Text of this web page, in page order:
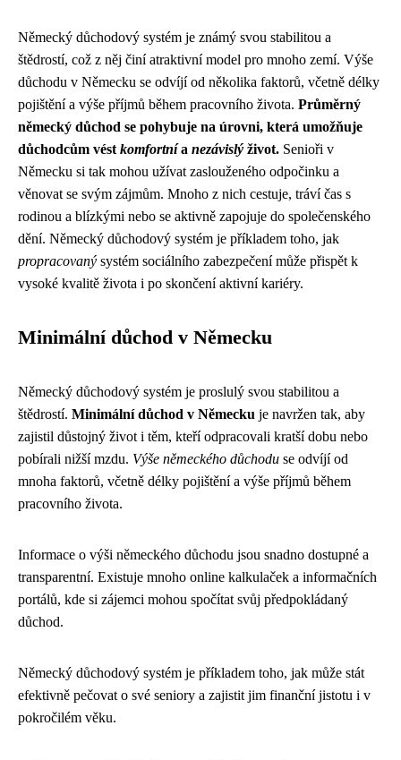
Německý důchodový systém je známý svou stabilitou a
štědrostí, což z něj činí atraktivní model pro mnoho zemí. Výše
důchodu v Německu se odvíjí od několika faktorů, včetně délky
pojištění a výše příjmů během pracovního života. Průměrný
německý důchod se pohybuje na úrovni, která umožňuje
důchodcům vést komfortnía nezávislý život. Senioři v
Německu si tak mohou užívat zaslouženého odpočinku a
věnovat se svým zájmům. Mnoho z nich cestuje, tráví čas s
rodinou a blízkými nebo se aktivně zapojuje do společenského
dění. Německý důchodový systém je příkladem toho, jak
propracovaný systém sociálního zabezpečení může přispět k
vysoké kvalitě života i po skončení aktivní kariéry.
Minimální důchod v Německu
Německý důchodový systém je proslulý svou stabilitou a
štědrostí. Minimální důchod v Německu je navržen tak, aby
zajistil důstojný život i těm, kteří odpracovali kratší dobu nebo
pobírali nižší mzdu. Výše německého důchodu se odvíjí od
mnoha faktorů, včetně délky pojištění a výše příjmů během
pracovního života.
Informace o výši německého důchodu jsou snadno dostupné a
transparentní. Existuje mnoho online kalkulaček a informačních
portálů, kde si zájemci mohou spočítat svůj předpokládaný
důchod.
Německý důchodový systém je příkladem toho, jak může stát
efektivně pečovat o své seniory a zajistit jim finanční jistotu i v
pokročilém věku.